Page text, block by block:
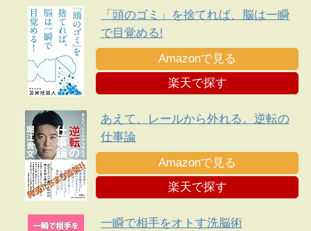
「頭のゴミ」を捨てれば、脳は一瞬
で目覚める!
Amazonで見る
楽天で探す
あえて、レールから外れる。逆転の
仕事論
Amazonで見る
楽天で探す
一瞬で相手をオトす洗脳術